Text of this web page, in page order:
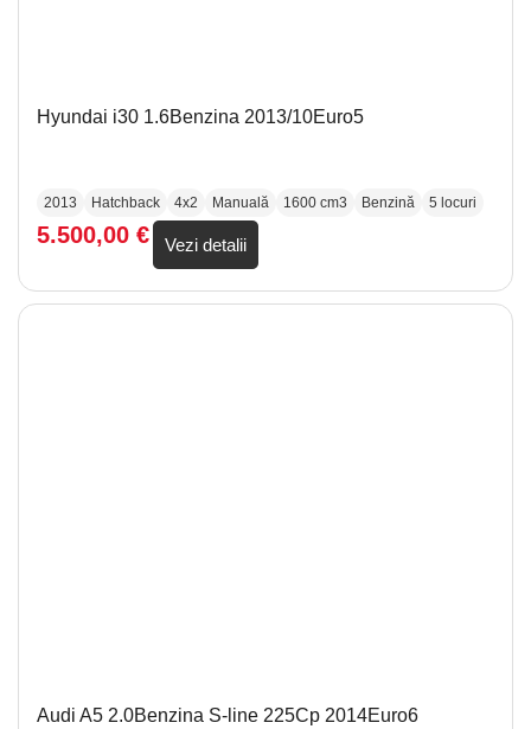
Hyundai i30 1.6Benzina 2013/10Euro5
2013 Hatchback 4x2 Manuală 1600 cm3 Benzină 5 locuri
5.500,00 € Vezi detalii
Audi A5 2.0Benzina S-line 225Cp 2014Euro6